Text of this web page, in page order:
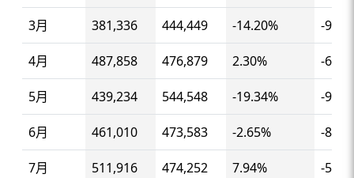
3月 381,336 444,449 -14.20% -
4月 487,858 476,879 2.30% -
5月 439,234 544,548 -19.34% -
6月 461,010 473,583 -2.65% -
7月 511,916 474,252 7.94% -